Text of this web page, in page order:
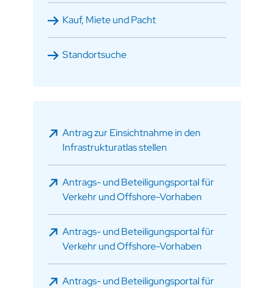
Kauf, Miete und Pacht
Standortsuche
Antrag zur Einsichtnahme in den
Infrastrukturatlas stellen
Antrags- und Beteiligungsportal für
Verkehr und Offshore-Vorhaben
Antrags- und Beteiligungsportal für
Verkehr und Offshore-Vorhaben
Antrags- und Beteiligungsportal für